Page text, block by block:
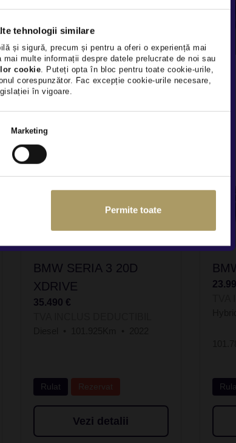
tehnologii similare
și sigură, precum și pentru a oferi o experiență mai
multe informații despre datele prelucrate de noi sau
cookie. Puteți opta în bloc pentru toate cookie-urile,
corespunzător. Fac excepție cookie-urile necesare,
în vigoare.
Marketing
Permite toate
Preț special
Rezervat
Vezi detalii
BMW SERIA 3 20D
XDRIVE
35.490 €
Rulat Rezervat
Vezi detalii